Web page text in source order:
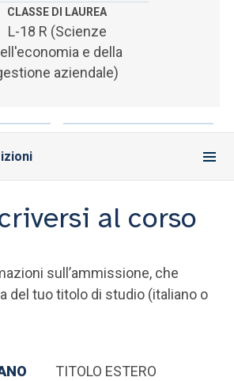
CLASSE DI LAUREA
L-18 R (Scienze
e della
aziendale)
al corso
sull’ammissione, che
del tuo titolo di studio (italiano o
TITOLO ESTERO